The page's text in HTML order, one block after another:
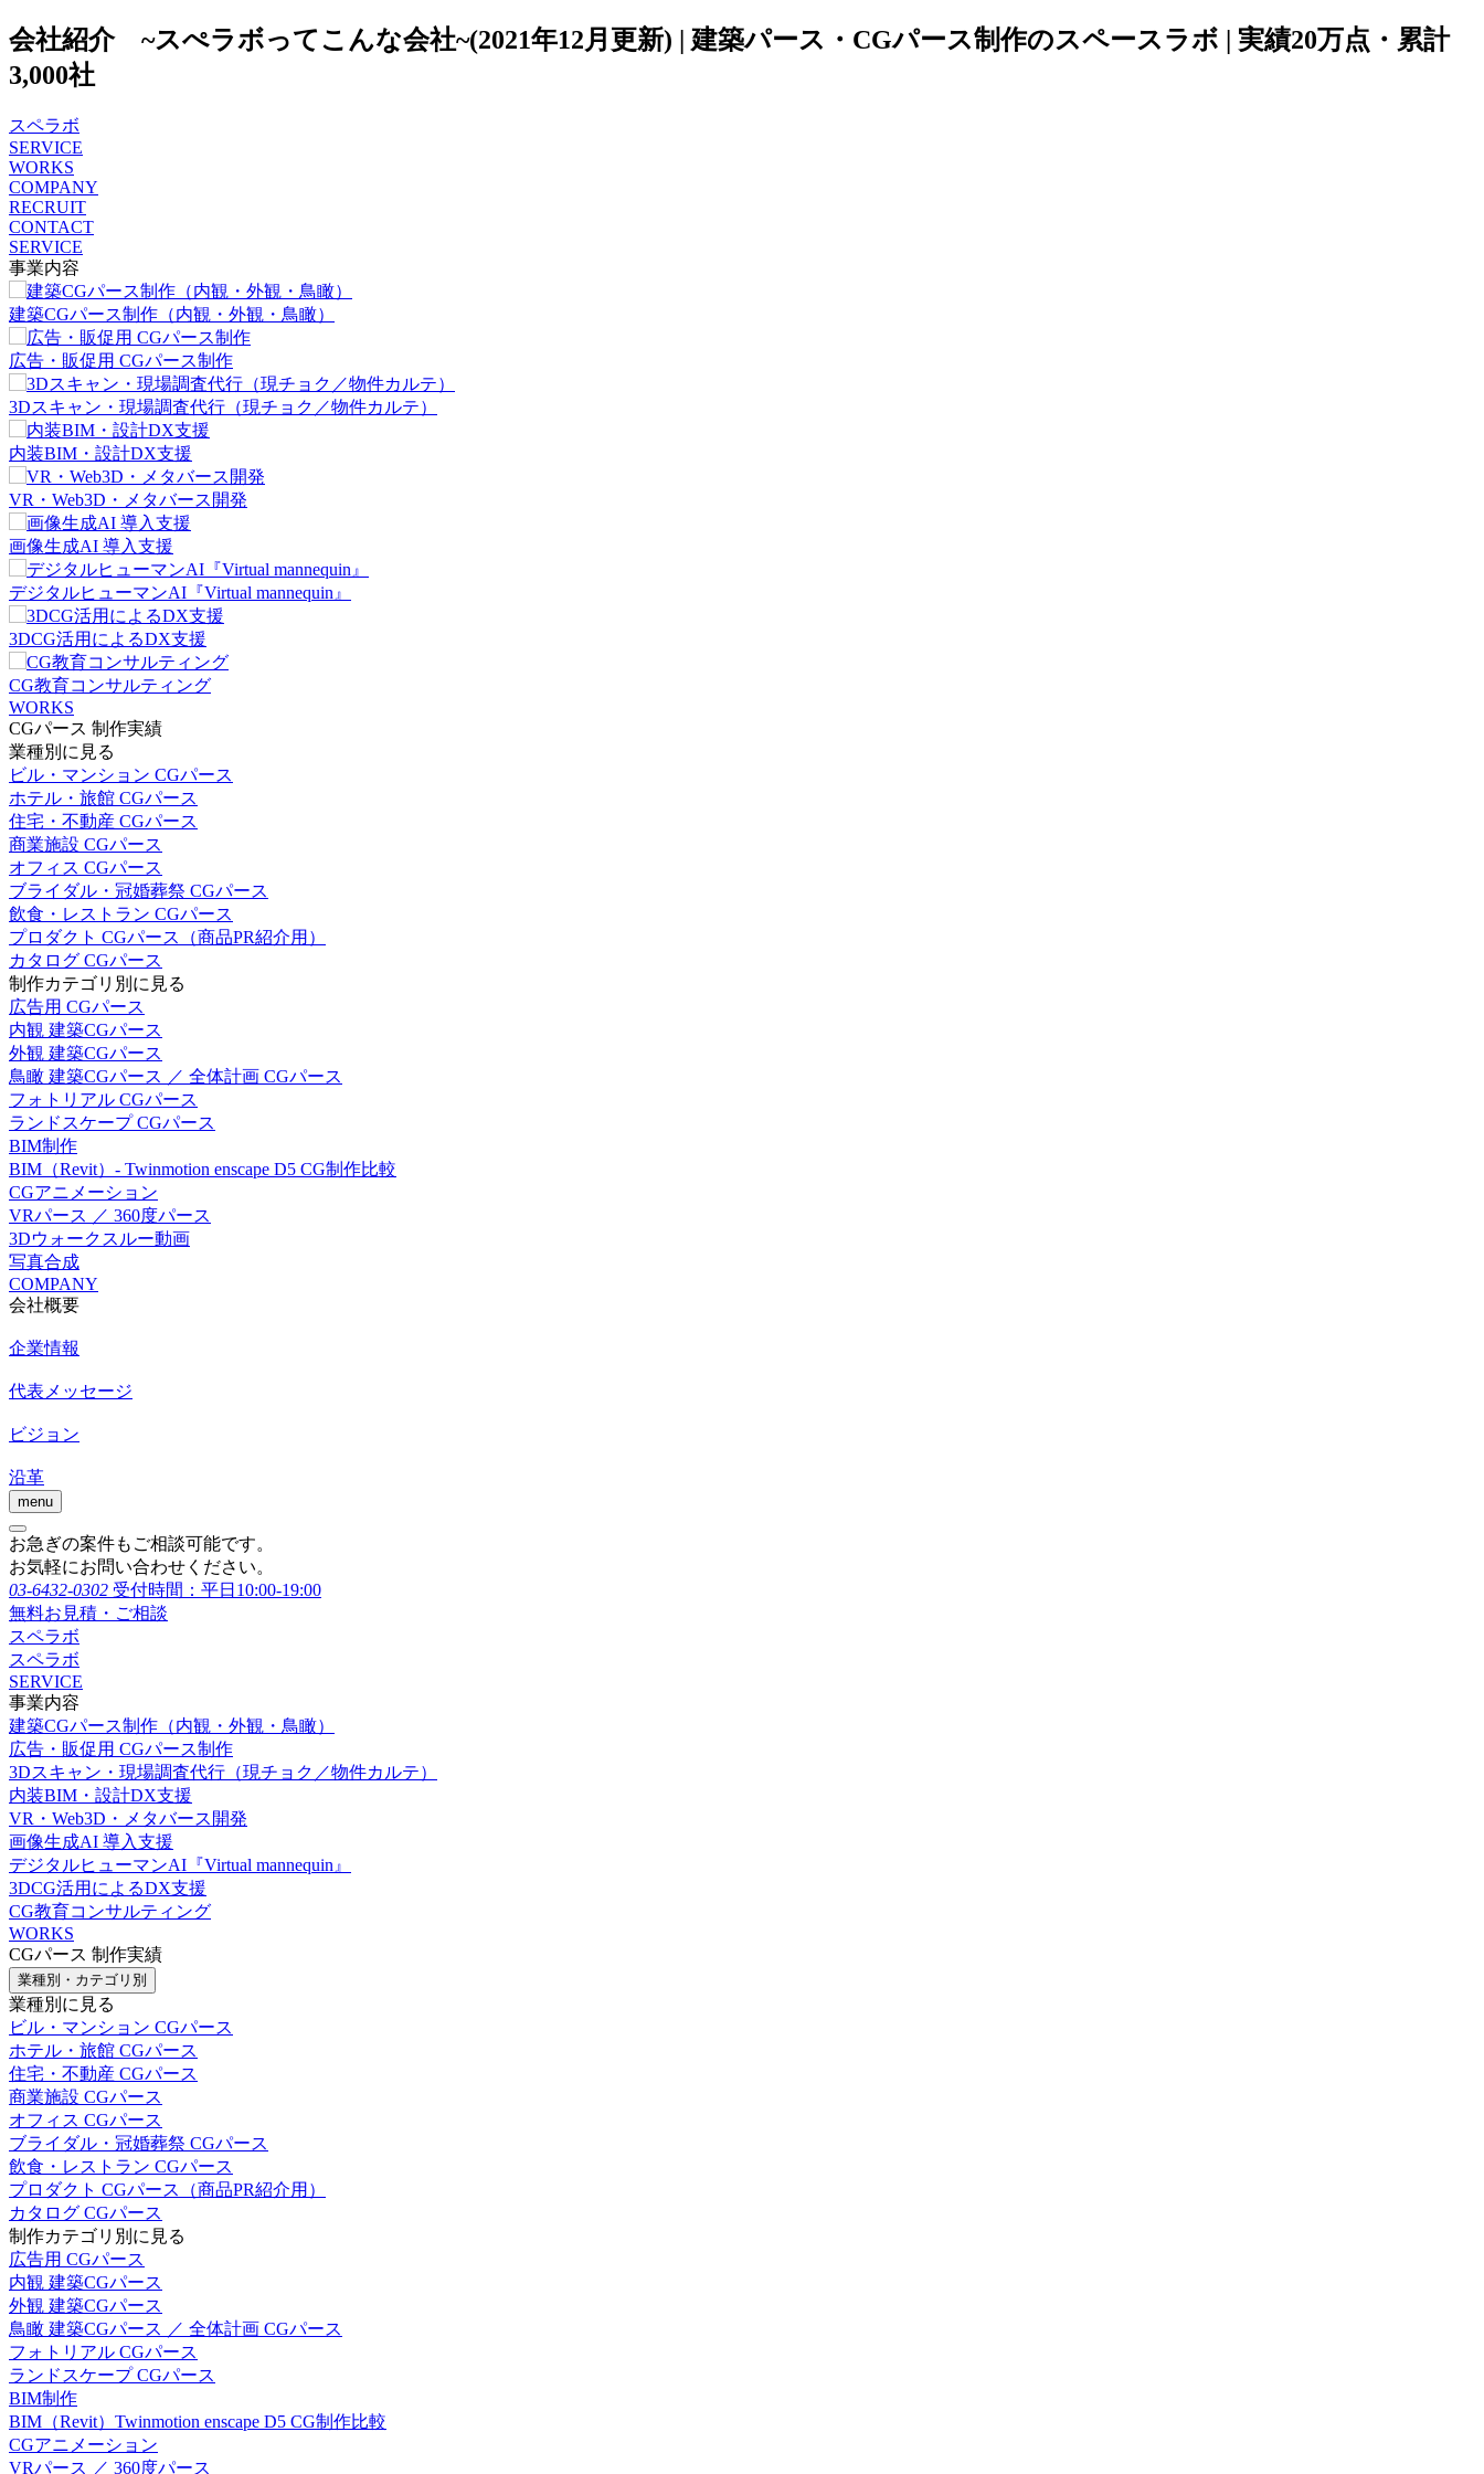
会社紹介 ~スぺラボってこんな会社~(2021年12月更新) | 建築パース・CGパース制作のスペースラボ | 実績20万点・累計
3,000社
スペラボ
SERVICE
WORKS
COMPANY
RECRUIT
CONTACT
SERVICE
事業内容
建築CGパース制作（内観・外観・鳥瞰）
広告・販促用 CGパース制作
3Dスキャン・現場調査代行（現チョク／物件カルテ）
内装BIM・設計DX支援
VR・Web3D・メタバース開発
画像生成AI 導入支援
デジタルヒューマンAI『Virtual mannequin』
3DCG活用によるDX支援
CG教育コンサルティング
WORKS
CGパース 制作実績
業種別に見る
ビル・マンション CGパース
ホテル・旅館 CGパース
住宅・不動産 CGパース
商業施設 CGパース
オフィス CGパース
ブライダル・冠婚葬祭 CGパース
飲食・レストラン CGパース
プロダクト CGパース（商品PR紹介用）
カタログ CGパース
制作カテゴリ別に見る
広告用 CGパース
内観 建築CGパース
外観 建築CGパース
鳥瞰 建築CGパース ／ 全体計画 CGパース
フォトリアル CGパース
ランドスケープ CGパース
BIM制作
BIM（Revit）- Twinmotion enscape D5 CG制作比較
CGアニメーション
VRパース ／ 360度パース
3Dウォークスルー動画
写真合成
COMPANY
会社概要
企業情報
代表メッセージ
ビジョン
沿革
menu
お急ぎの案件もご相談可能です。
お気軽にお問い合わせください。
03-6432-0302 受付時間：平日10:00-19:00
無料お見積・ご相談
スペラボ
スペラボ
SERVICE
事業内容
建築CGパース制作（内観・外観・鳥瞰）
広告・販促用 CGパース制作
3Dスキャン・現場調査代行（現チョク／物件カルテ）
内装BIM・設計DX支援
VR・Web3D・メタバース開発
画像生成AI 導入支援
デジタルヒューマンAI『Virtual mannequin』
3DCG活用によるDX支援
CG教育コンサルティング
WORKS
CGパース 制作実績
業種別・カテゴリ別
業種別に見る
ビル・マンション CGパース
ホテル・旅館 CGパース
住宅・不動産 CGパース
商業施設 CGパース
オフィス CGパース
ブライダル・冠婚葬祭 CGパース
飲食・レストラン CGパース
プロダクト CGパース（商品PR紹介用）
カタログ CGパース
制作カテゴリ別に見る
広告用 CGパース
内観 建築CGパース
外観 建築CGパース
鳥瞰 建築CGパース ／ 全体計画 CGパース
フォトリアル CGパース
ランドスケープ CGパース
BIM制作
BIM（Revit）Twinmotion enscape D5 CG制作比較
CGアニメーション
VRパース ／ 360度パース